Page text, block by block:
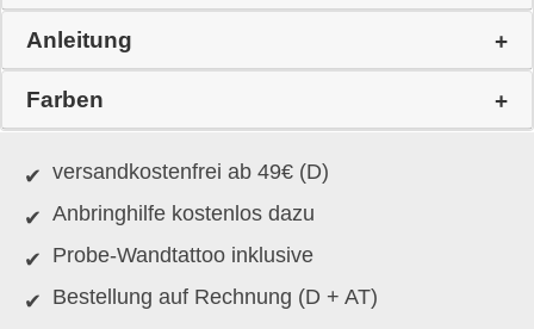
Anleitung
Farben
versandkostenfrei ab 49€ (D)
Anbringhilfe kostenlos dazu
Probe-Wandtattoo inklusive
Bestellung auf Rechnung (D + AT)